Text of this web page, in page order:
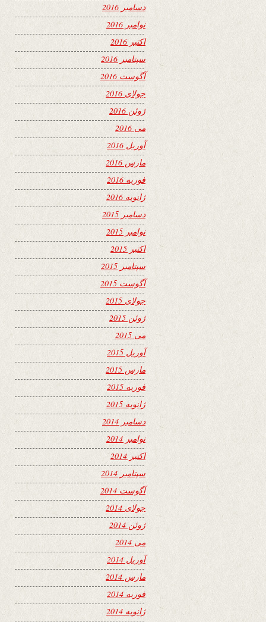
دسامبر 2016
نوامبر 2016
اکتبر 2016
سپتامبر 2016
آگوست 2016
جولای 2016
ژوئن 2016
می 2016
آوریل 2016
مارس 2016
فوریه 2016
ژانویه 2016
دسامبر 2015
نوامبر 2015
اکتبر 2015
سپتامبر 2015
آگوست 2015
جولای 2015
ژوئن 2015
می 2015
آوریل 2015
مارس 2015
فوریه 2015
ژانویه 2015
دسامبر 2014
نوامبر 2014
اکتبر 2014
سپتامبر 2014
آگوست 2014
جولای 2014
ژوئن 2014
می 2014
آوریل 2014
مارس 2014
فوریه 2014
ژانویه 2014